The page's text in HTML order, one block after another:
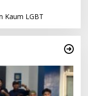
Kaum LGBT